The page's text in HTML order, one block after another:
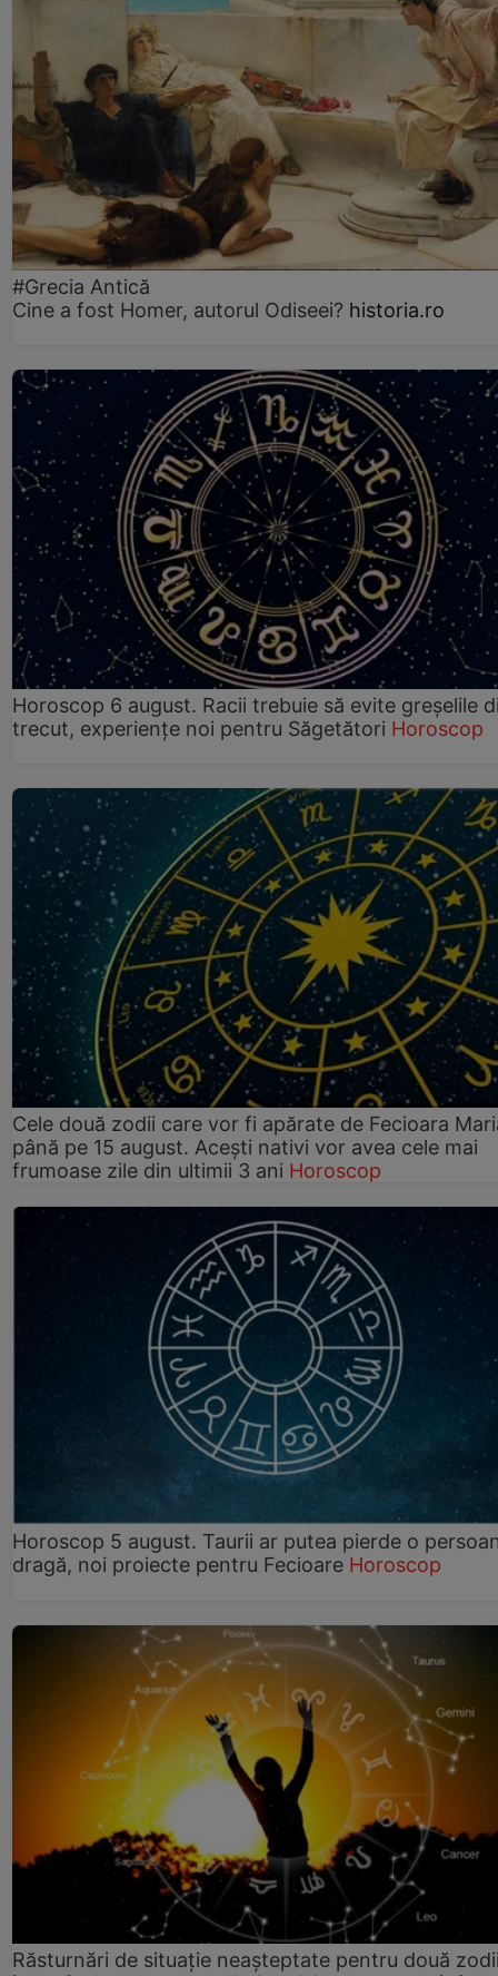
#Grecia Antică
Cine a fost Homer, autorul Odiseei? historia.ro
Horoscop 6 august. Racii trebuie să evite greșelile
trecut, experiențe noi pentru Săgetători Horoscop
Cele două zodii care vor fi apărate de Fecioara
până pe 15 august. Acești nativi vor avea cele mai
frumoase zile din ultimii 3 ani Horoscop
Horoscop 5 august. Taurii ar putea pierde o
dragă, noi proiecte pentru Fecioare Horoscop
Răsturnări de situație neașteptate pentru două